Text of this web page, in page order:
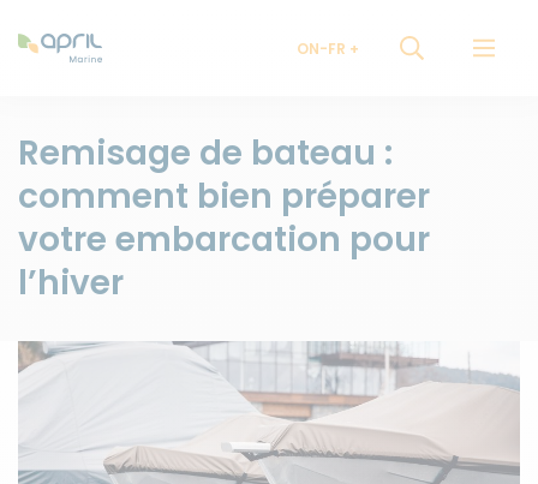
ON-FR
Remisage de bateau :
comment bien préparer
votre embarcation pour
l’hiver